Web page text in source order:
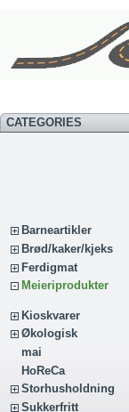
CATEGORIES
Barneartikler
Brød/kaker/kjeks
Ferdigmat
Meieriprodukter
Kioskvarer
Økologisk
mai
HoReCa
Storhusholdning
Sukkerfritt